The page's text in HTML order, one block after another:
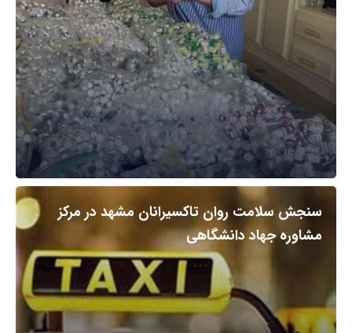
سنجش سلامت روان تاکسیرانان مشهد در مرکز
مشاوره جهاد دانشگاهی